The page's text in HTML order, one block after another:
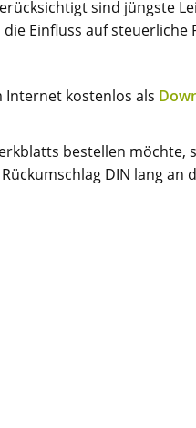
sind jüngste
Einfluss auf steuerliche
Internet kostenlos als
bestellen möchte,
DIN lang an